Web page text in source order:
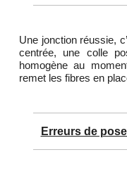
Une jonction réussie,
centrée, une colle
homogène au
remet les fibres en
Erreurs de